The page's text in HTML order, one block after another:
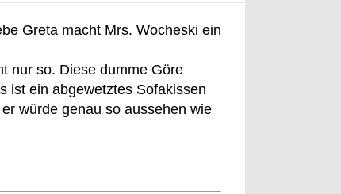
Greta macht Mrs. Wocheski ein
nur so. Diese dumme Göre
ist ein abgewetztes Sofakissen
würde genau so aussehen wie